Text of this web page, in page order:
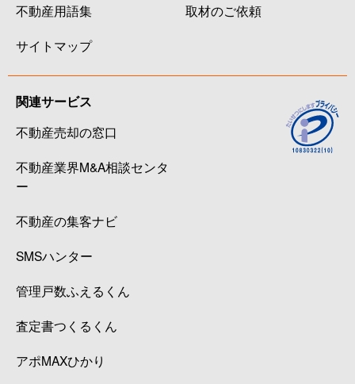
不動産用語集
サイトマップ
取材のご依頼
関連サービス
不動産売却の窓口
不動産業界M&A相談センタ
ー
不動産の集客ナビ
SMSハンター
管理戸数ふえるくん
査定書つくるくん
アポMAXひかり